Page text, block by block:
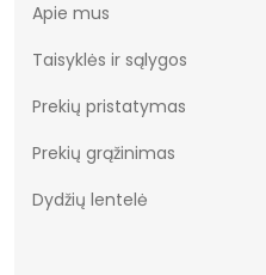
Apie mus
Taisyklės ir sąlygos
Prekių pristatymas
Prekių grąžinimas
Dydžių lentelė